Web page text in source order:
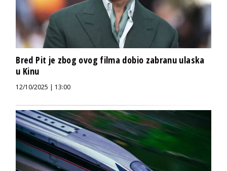
Bred Pit je zbog ovog filma dobio zabranu ulaska
u Kinu
12/10/2025 | 13:00